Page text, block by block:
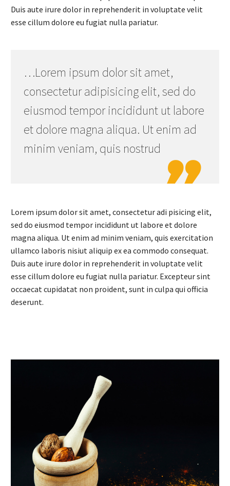
Duis aute irure dolor in reprehenderit in voluptate velit
esse cillum dolore eu fugiat nulla pariatur.
…Lorem ipsum dolor sit amet,
consectetur adipisicing elit, sed do
eiusmod tempor incididunt ut labore
et dolore magna aliqua. Ut enim ad
minim veniam, quis nostrud

Lorem ipsum dolor sit amet, consectetur adi pisicing elit,
sed do eiusmod tempor incididunt ut labore et dolore
magna aliqua. Ut enim ad minim veniam, quis exercitation
ullamco laboris nisiut aliquip ex ea commodo consequat.
Duis aute irure dolor in reprehenderit in voluptate velit
esse cillum dolore eu fugiat nulla pariatur. Excepteur sint
occaecat cupidatat non proident, sunt in culpa qui officia
deserunt.